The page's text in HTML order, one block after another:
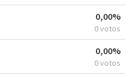
0,00%
0 votos
0,00%
0 votos